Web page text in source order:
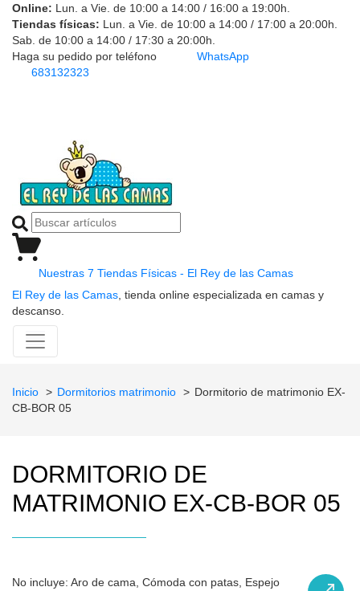
Online: Lun. a Vie. de 10:00 a 14:00 / 16:00 a 19:00h.
Tiendas físicas: Lun. a Vie. de 10:00 a 14:00 / 17:00 a 20:00h.
Sab. de 10:00 a 14:00 / 17:30 a 20:00h.
Haga su pedido por teléfono
683132323
WhatsApp
Nuestras 7 Tiendas Físicas - El Rey de las Camas
El Rey de las Camas , tienda online especializada en camas y
descanso.
Inicio Dormitorios matrimonio
Dormitorio de matrimonio EX-
CB-BOR 05
DORMITORIO DE
MATRIMONIO EX-CB-BOR 05
No incluye: Aro de cama, Cómoda con patas, Espejo